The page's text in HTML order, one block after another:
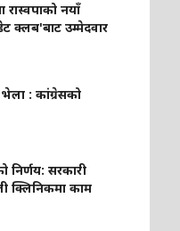
रास्वपाको नयाँ
क्लब'बाट उम्मेदवार
: कांग्रेसको
निर्णय: सरकारी
क्लिनिकमा काम